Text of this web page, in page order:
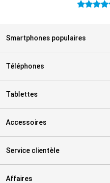
4.6 étoiles
Smartphones populaires
Téléphones
Tablettes
Accessoires
Service clientèle
Affaires